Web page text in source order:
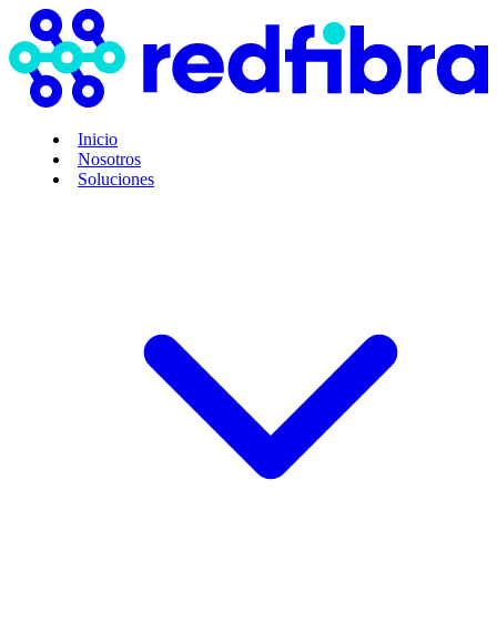
Inicio
Nosotros
Soluciones